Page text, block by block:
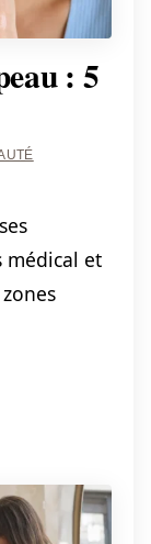
: 5
médical et